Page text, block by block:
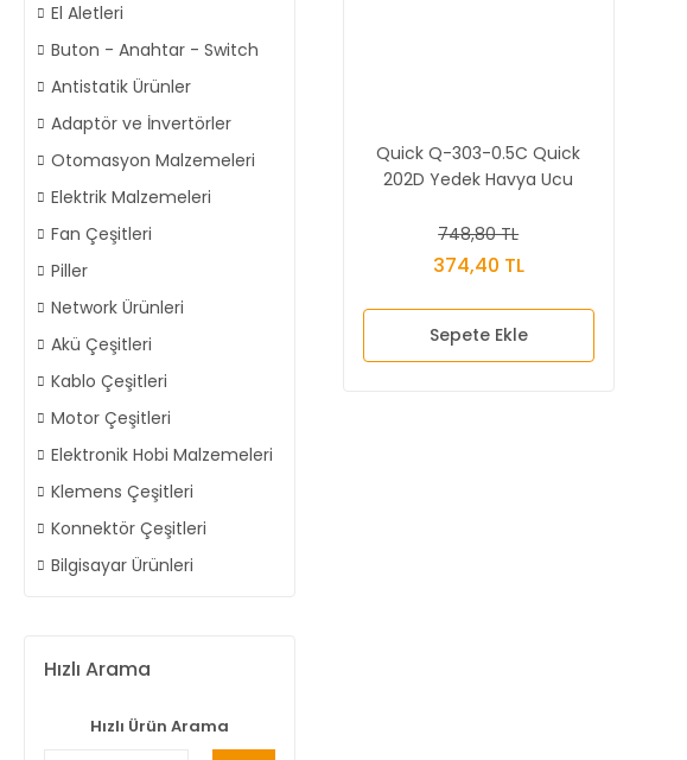
El Aletleri
Buton - Anahtar - Switch
Antistatik Ürünler
Adaptör ve İnvertörler
Otomasyon Malzemeleri
Elektrik Malzemeleri
Fan Çeşitleri
Piller
Network Ürünleri
Akü Çeşitleri
Kablo Çeşitleri
Motor Çeşitleri
Elektronik Hobi Malzemeleri
Klemens Çeşitleri
Konnektör Çeşitleri
Bilgisayar Ürünleri
Hızlı Arama
Hızlı Ürün Arama
Quick Q-303-0.5C Quick
202D Yedek Havya Ucu
748,80 TL
374,40 TL
Sepete Ekle